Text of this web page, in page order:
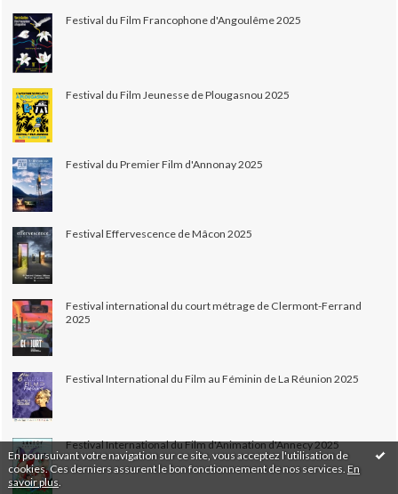
En poursuivant votre navigation sur ce site, vous acceptez l'utilisation de
cookies. Ces derniers assurent le bon fonctionnement de nos services. En
savoir plus
Festival du Film Francophone d'Angoulême 2025
Festival du Film Jeunesse de Plougasnou 2025
Festival du Premier Film d'Annonay 2025
Festival Effervescence de Mâcon 2025
Festival international du court métrage de Clermont-Ferrand
2025
Festival International du Film au Féminin de La Réunion 2025
Festival International du Film d'Animation d'Annecy 2025